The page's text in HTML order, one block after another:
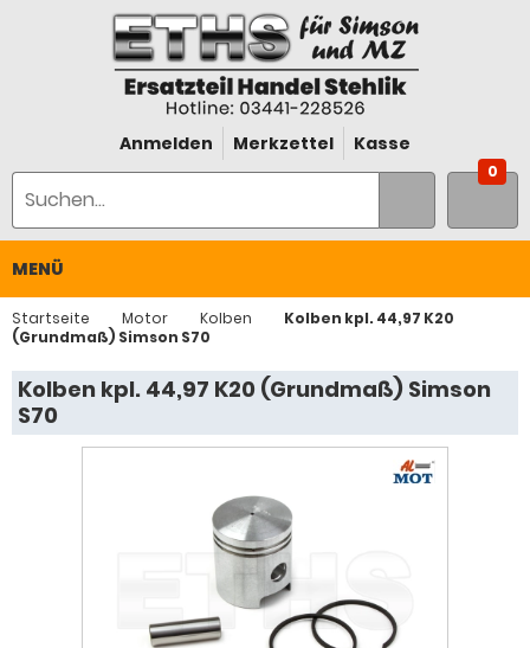
Anmelden Merkzettel Kasse
0
MENÜ
Startseite Motor Kolben
Kolben kpl. 44,97 K20
(Grundmaß) Simson S70
Kolben kpl. 44,97 K20 (Grundmaß) Simson
S70